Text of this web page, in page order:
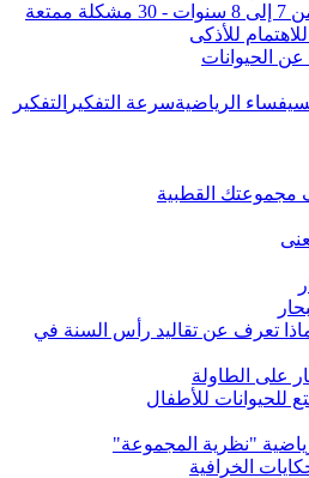
للاهتمام للأذكى
عن الحيوانات
الرياضيةسرعة التفكير التفكير
مجموعتك القطبية
ماذا تعرف عن تقاليد رأس السنة في
على الطاولة
للحيوانات للأطفال
"نظرية المجموعة"
الخرافية